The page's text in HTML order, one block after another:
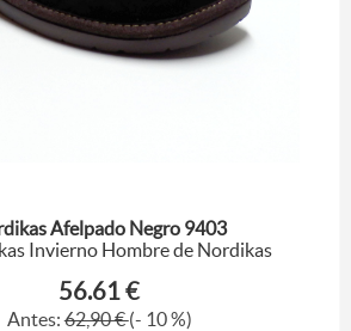
Afelpado Negro 9403
Invierno Hombre de Nordikas
56.61 €
Antes:62,90 €(- 10 %)